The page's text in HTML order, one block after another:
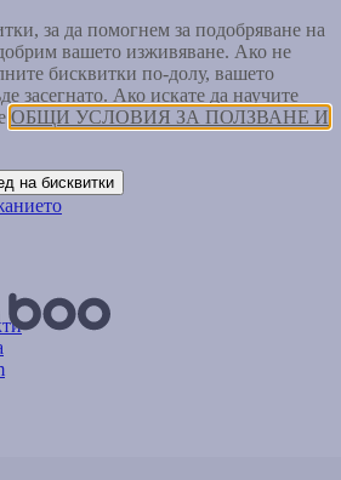
за да помогнем за подобряване на
вашето изживяване. Ако не
бисквитки по-долу, вашето
засегнато. Ако искате да научите
ОБЩИ УСЛОВИЯ ЗА ПОЛЗВАНЕ И
на бисквитки